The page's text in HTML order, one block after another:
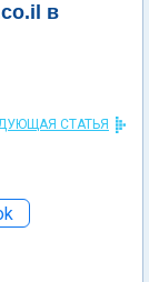
в
СТАТЬЯ